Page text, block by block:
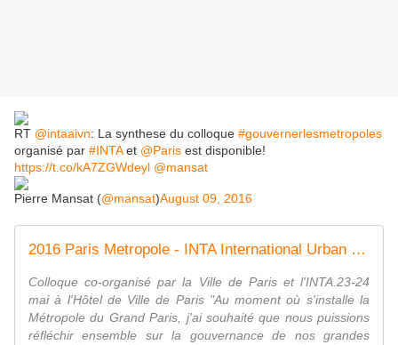
RT @intaaivn: La synthese du colloque #gouvernerlesmetropoles
organisé par #INTAet @Paris est disponible!
https://t.co/kA7ZGWdeyl @mansat
Pierre Mansat (@mansat)August 09, 2016
2016 Paris Metropole - INTA International Urban Development Association
Colloque co-organisé par la Ville de Paris et l'INTA.23-24
mai à l'Hôtel de Ville de Paris "Au moment où s'installe la
Métropole du Grand Paris, j'ai souhaité que nous puissions
réfléchir ensemble sur la gouvernance de nos grandes